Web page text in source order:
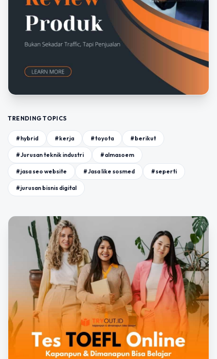
TRENDING TOPICS
#hybrid #kerja #toyota #berikut
#Jurusan teknik industri #almasoem
#jasa seo website #Jasa like sosmed #seperti
#jurusan bisnis digital